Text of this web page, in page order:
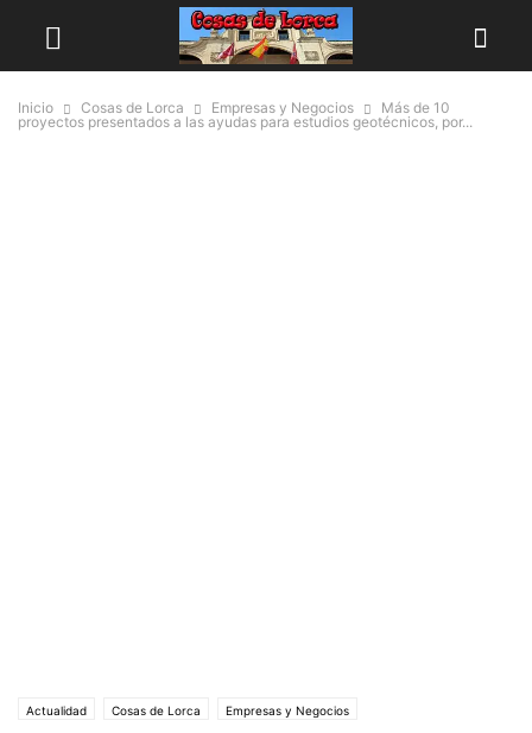
Inicio Cosas de Lorca Empresas y Negocios
Más de 10
proyectos presentados a las ayudas para estudios geotécnicos, por...
Actualidad Cosas de Lorca Empresas y Negocios